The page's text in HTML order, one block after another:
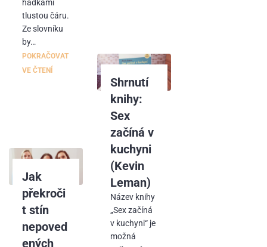
hádkami
tlustou čáru.
Ze slovníku
by…
POKRAČOVAT
VE ČTENÍ
Shrnutí
knihy:
Sex
začíná v
kuchyni
(Kevin
Leman)
Název knihy
„Sex začíná
v kuchyni“ je
možná
Jak
překroči
t stín
nepoved
ených